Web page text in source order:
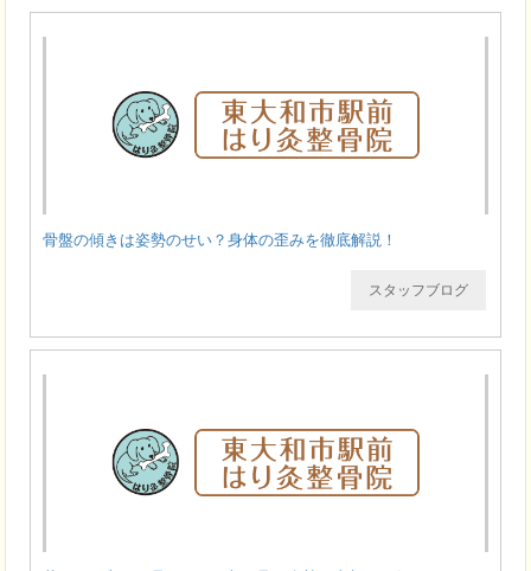
骨盤の傾きは姿勢のせい？身体の歪みを徹底解説！
スタッフブログ